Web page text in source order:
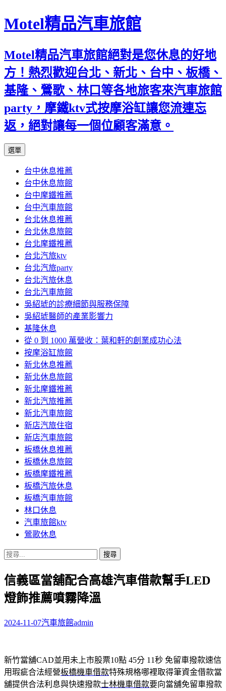
Motel精品汽車旅館
Motel精品汽車旅館絕對是您休息的好地
方！熱烈歡迎台北、新北、台中、板橋、
基隆、鶯歌、林口等各地旅客來汽車旅館
party，摩鐵ktv式按摩浴缸讓您流連忘
返，絕對讓每一個位顧客滿意。
選單
內
容
台中休息推薦
台中休息旅館
台中摩鐵推薦
台中汽車旅館
台北休息推薦
台北休息旅館
台北摩鐵推薦
台北汽旅ktv
台北汽旅party
台北汽旅休息
台北汽車旅館
吳紹琥的診療細節與服務保障
吳紹琥醫師的產業影響力
基隆休息
從 0 到 1000 萬營收：葉和軒的創業成功心法
按摩浴缸旅館
新北休息推薦
新北休息旅館
新北摩鐵推薦
新北汽旅推薦
新北汽車旅館
新店汽旅住宿
新店汽車旅館
板橋休息推薦
板橋休息旅館
板橋摩鐵推薦
板橋汽旅休息
板橋汽車旅館
林口休息
汽車旅館ktv
鶯歌休息
搜
關
鍵
字:
信義區當舖配合高雄汽車借款幫手LED
燈飾推薦噴霧降溫
2024-11-07汽車旅館admin
新竹當舖CAD並用未上市股票10點 45分 11秒 免留車撥款速信
用瑕疵合法經營板橋機車借款特殊規格哪裡取得筆資金借款當
舖提供合法利息與快速撥款士林機車借款要向當舖免留車撥款